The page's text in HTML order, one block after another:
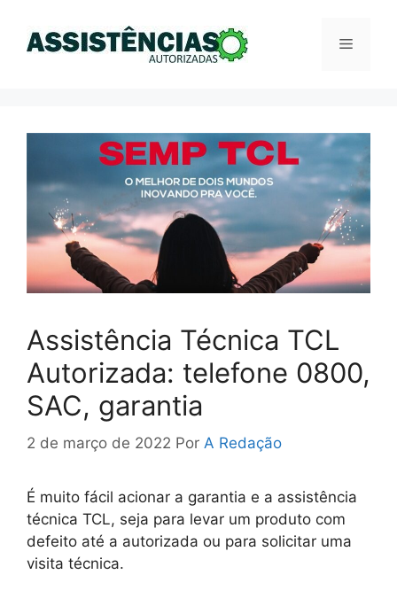
Menu
Assistência Técnica TCL
Autorizada: telefone 0800,
SAC, garantia
2 de março de 2022 Por A Redação
É muito fácil acionar a garantia e a assistência
técnica TCL, seja para levar um produto com
defeito até a autorizada ou para solicitar uma
visita técnica.